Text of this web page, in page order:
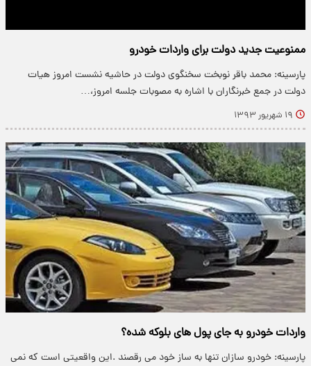
ممنوعیت جدید دولت برای واردات خودرو
پارسینه: محمد باقر نوبخت سخنگوی دولت در حاشیه نشست امروز هیات
دولت در جمع خبرنگاران با اشاره به مصوبات جلسه امروز،…
۱۹ شهریور ۱۳۹۳
واردات خودرو به جای پول های بلوکه شده؟
پارسینه: خودرو سازان تنها به ساز خود می رقصند .این واقعیتی است که نمی